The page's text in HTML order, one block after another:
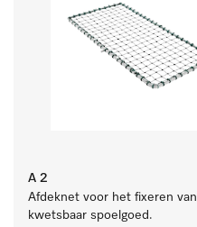
A 2
Afdeknet voor het fixeren van
kwetsbaar spoelgoed.